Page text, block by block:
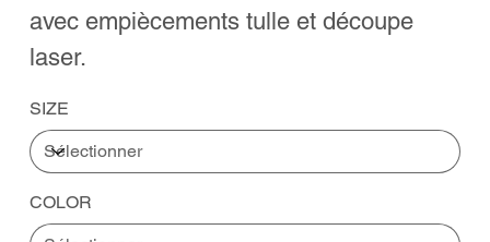
avec empiècements tulle et découpe
laser.
SIZE
COLOR